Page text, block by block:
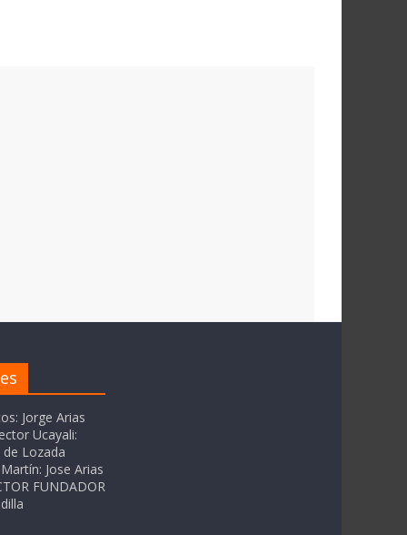
Jorge Arias
Ucayali:
Lozada
Jose Arias
FUNDADOR